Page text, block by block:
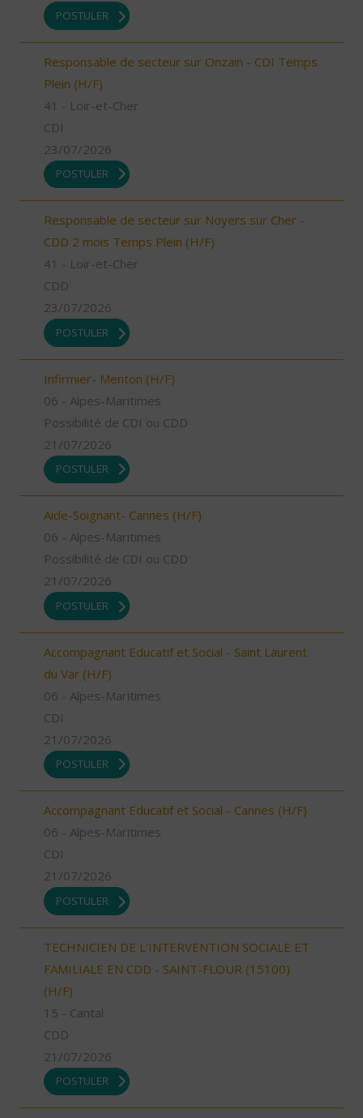
POSTULER
Responsable de secteur sur Onzain - CDI Temps
Plein (H/F)
41 - Loir-et-Cher
CDI
23/07/2026
POSTULER
Responsable de secteur sur Noyers sur Cher -
CDD 2 mois Temps Plein (H/F)
41 - Loir-et-Cher
CDD
23/07/2026
POSTULER
Infirmier- Menton (H/F)
06 - Alpes-Maritimes
Possibilité de CDI ou CDD
21/07/2026
POSTULER
Aide-Soignant- Cannes (H/F)
06 - Alpes-Maritimes
Possibilité de CDI ou CDD
21/07/2026
POSTULER
Accompagnant Educatif et Social - Saint Laurent
du Var (H/F)
06 - Alpes-Maritimes
CDI
21/07/2026
POSTULER
Accompagnant Educatif et Social - Cannes (H/F)
06 - Alpes-Maritimes
CDI
21/07/2026
POSTULER
TECHNICIEN DE L'INTERVENTION SOCIALE ET
FAMILIALE EN CDD - SAINT-FLOUR (15100)
(H/F)
15 - Cantal
CDD
21/07/2026
POSTULER